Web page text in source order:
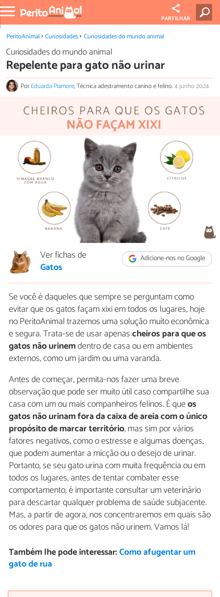
PARTILHAR
PeritoAnimal Curiosidades Curiosidades do mundo animal
Curiosidades do mundo animal
Repelente para gato não urinar
PorEduarda Piamore, Técnica adestramento canino e felino.4 junho 2024
Adicione-nos no Google
Ver fichas de
Gatos
Se você é daqueles que sempre se perguntam como
evitar que os gatos façam xixi em todos os lugares, hoje
no PeritoAnimal trazemos uma solução muito econômica
e segura. Trata-se de usar apenascheiros para que os
gatos não urinemdentro de casa ou em ambientes
externos, como um jardim ou uma varanda.
Antes de começar, permita-nos fazer uma breve
observação que pode ser muito útil caso compartilhe sua
casa com um ou mais companheiros felinos. É queos
gatos não urinam fora da caixa de areia com o único
propósito de marcar território, mas sim por vários
fatores negativos, como o estresse e algumas doenças,
que podem aumentar a micção ou o desejo de urinar.
Portanto, se seu gato urina com muita frequência ou em
todos os lugares, antes de tentar combater esse
comportamento, é importante consultar um veterinário
para descartar qualquer problema de saúde subjacente.
Mas, a partir de agora, nos concentraremos em quais são
os odores para que os gatos não urinem. Vamos lá!
Também lhe pode interessar:Como afugentar um
gato de rua